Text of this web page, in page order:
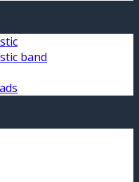
band